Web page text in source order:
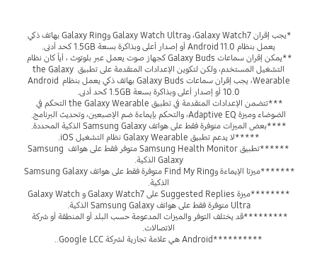
يعمل بنظام Android 11.0 أو إصدار أعلى وبذاكرة بسعة 1.5GB كحد أدنى.
التشغيل المستخدم، ولكن لتكوين الإعدادات المتقدمة على تطبيق the Galaxy
Wearable، يجب إقران سماعات Galaxy Buds بهاتف ذكي يعمل بنظام Android
10.0 أو إصدار أعلى وبذاكرة بسعة 1.5GB كحد أدنى.
الضوضاء وميزة Adaptive EQ، والتحكم بإيماءة ضم الإصبعين، وتحديث البرنامج.
****بعض الميزات متوفرة فقط على هواتف Samsung Galaxy الذكية المحددة.
*****لا يدعم تطبيق Galaxy Wearable نظام التشغيل iOS.
******تطبيق Samsung Health Monitor متوفر فقط على هواتف Samsung
Galaxy الذكية.
الذكية.
********ميزة Suggested Replies على Galaxy Watch7 وGalaxy Watch
Ultra متوفرة فقط على هواتف Samsung Galaxy الذكية.
الاتصالات.
**********Android هي علامة تجارية لشركة Google LCC..